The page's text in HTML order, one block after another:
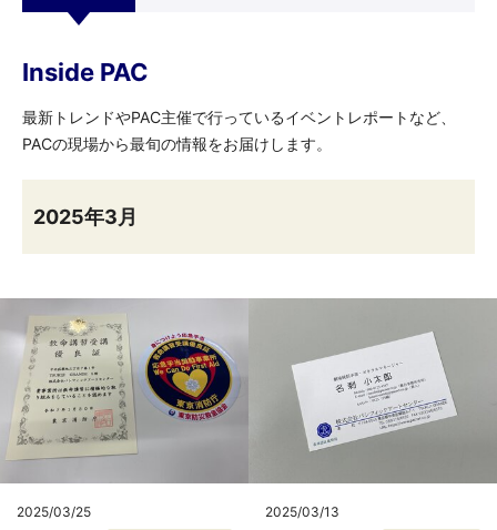
Inside PAC
最新トレンドやPAC主催で行っているイベントレポートなど、
PACの現場から最旬の情報をお届けします。
2025年3月
2025/03/25
2025/03/13